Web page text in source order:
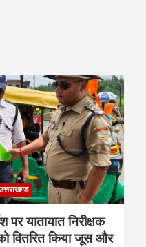
पर यातायात निरीक्षक
वितरित किया जूस और